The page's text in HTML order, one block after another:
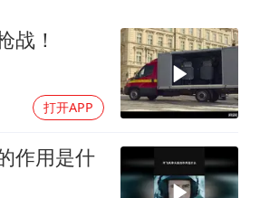
女儿为争财产堵门阻挠父亲出殡
万岁山接盘烂尾恒大文旅城
戚薇谈把脸交给AI
多个明星演唱会取消
习近平心系体育强国建设
战！
打开APP
作用是什